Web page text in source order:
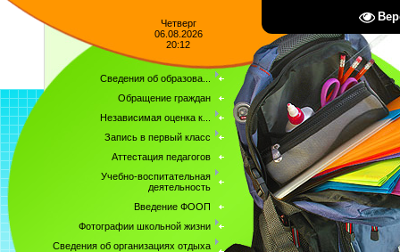
Четверг
06.08.2026
20:12
Сведения об образова...
Обращение граждан
Независимая оценка к...
Запись в первый класс
Аттестация педагогов
Учебно-воспитательная
деятельность
Введение ФООП
Фотографии школьной жизни
Сведения об организациях отдыха